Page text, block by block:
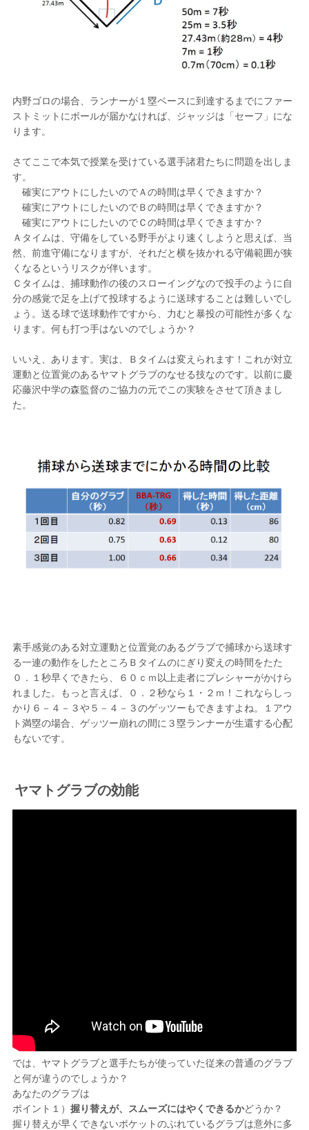
内野ゴロの場合、ランナーが１塁ベースに到達するまでにファー
ストミットにボールが届かなければ、ジャッジは「セーフ」にな
ります。
さてここで本気で授業を受けている選手諸君たちに問題を出しま
す。
確実にアウトにしたいのでＡの時間は早くできますか？
確実にアウトにしたいのでＢの時間は早くできますか？
確実にアウトにしたいのでＣの時間は早くできますか？
Ａタイムは、守備をしている野手がより速くしようと思えば、当
然、前進守備になりますが、それだと横を抜かれる守備範囲が狭
くなるというリスクが伴います。
Ｃタイムは、捕球動作の後のスローイングなので投手のように自
分の感覚で足を上げて投球するように送球することは難しいでし
ょう。送る球で送球動作ですから、力むと暴投の可能性が多くな
ります。何も打つ手はないのでしょうか？
いいえ、あります。実は、Ｂタイムは変えられます！これが対立
運動と位置覚のあるヤマトグラブのなせる技なのです。以前に慶
応藤沢中学の森監督のご協力の元でこの実験をさせて頂きまし
た。
素手感覚のある対立運動と位置覚のあるグラブで捕球から送球す
る一連の動作をしたところＢタイムのにぎり変えの時間をたた
０．１秒早くできたら、６０ｃｍ以上走者にプレシャーがかけら
れました。もっと言えば、０．２秒なら１・２ｍ！これならしっ
かり６－４－３や５－４－３のゲッツーもできますよね。１アウ
ト満塁の場合、ゲッツー崩れの間に３塁ランナーが生還する心配
もないです。
ヤマトグラブの効能
では、ヤマトグラブと選手たちが使っていた従来の普通のグラブ
と何が違うのでしょうか？
あなたのグラブは
ポイント１） 握り替えが、スムーズにはやくできるかどうか？
握り替えが早くできないポケットのぶれているグラブは意外に多